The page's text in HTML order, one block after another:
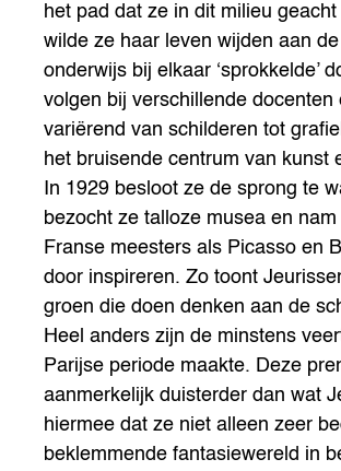
het pad dat ze in dit milieu
wilde ze haar leven wijden aan
onderwijs bij elkaar ‘sprokkelde’
volgen bij verschillende
variërend van schilderen tot
het bruisende centrum van kunst
In 1929 besloot ze de sprong te
bezocht ze talloze musea en
Franse meesters als Picasso en
door inspireren. Zo toont
groen die doen denken aan de
Heel anders zijn de minstens
Parijse periode maakte. Deze
aanmerkelijk duisterder dan wat
hiermee dat ze niet alleen zeer
beklemmende fantasiewereld in